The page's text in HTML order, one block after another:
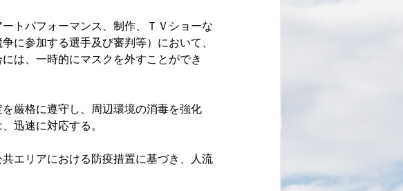
トパフォーマンス、制作、ＴＶショーな
に参加する選手及び審判等）において、
は、一時的にマスクを外すことができ
厳格に遵守し、周辺環境の消毒を強化
迅速に対応する。
エリアにおける防疫措置に基づき、人流